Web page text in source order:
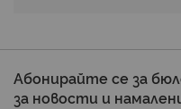
Абонирайте се за
за новости и